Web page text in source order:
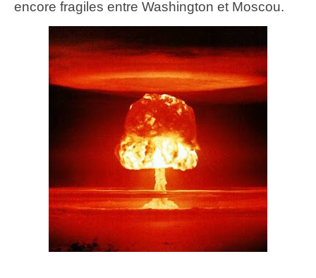
encore fragiles entre Washington et Moscou.